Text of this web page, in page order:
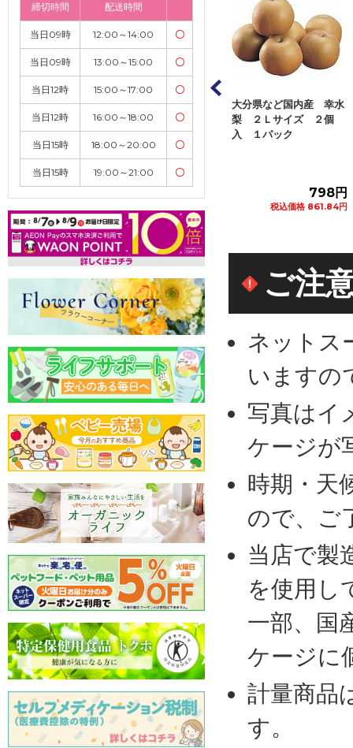
締切時間 配送時間
当日09時 12:00～14:00 〇
当日09時 13:00～15:00 〇
当日12時 15:00～17:00 〇
当日12時 16:00～18:00 〇
当日15時 18:00～20:00 〇
当日15時 19:00～21:00 〇
ど国内産 春日
２Ｌサイズ
パッ...
カートに追加
福島県産他 桃（１
個） 梨（１個） セッ
ト １パック
カートに追加
大分県など国内産 幸水
梨 ２Ｌサイズ ２個
入 １パック
798円
税込価格 861.84円
ご注
ネットス
いますの
写真はイ
ケージが
時期・天
ので、ご
当店で製
を使用し
一部、国
ケージに
計量商品
す。